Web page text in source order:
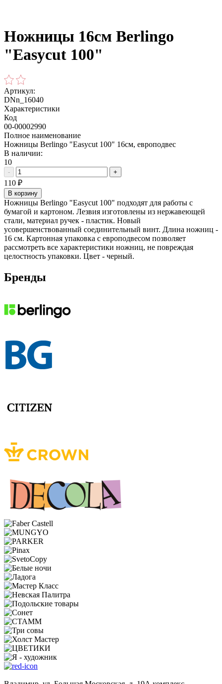
Ножницы 16см Berlingo
"Easycut 100"
Артикул:
DNn_16040
Характеристики
Код
00-00002990
Полное наименование
Ножницы Berlingo "Easycut 100" 16см, европодвес
В наличии:
10
- +
110 ₽
В корзину
Ножницы Berlingo "Easycut 100" подходят для работы с
бумагой и картоном. Лезвия изготовлены из нержавеющей
стали, материал ручек - пластик. Новый
усовершенствованный соединительный винт. Длина ножниц -
16 см. Картонная упаковка с европодвесом позволяет
рассмотреть все характеристики ножниц, не повреждая
целостность упаковки. Цвет - черный.
Бренды